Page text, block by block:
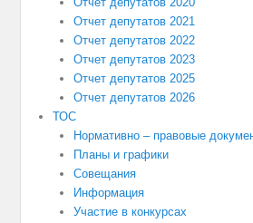
Отчет депутатов 2021
Отчет депутатов 2022
Отчет депутатов 2023
Отчет депутатов 2025
Отчет депутатов 2026
ТОС
Нормативно – правовые
Планы и графики
Совещания
Информация
Участие в конкурсах